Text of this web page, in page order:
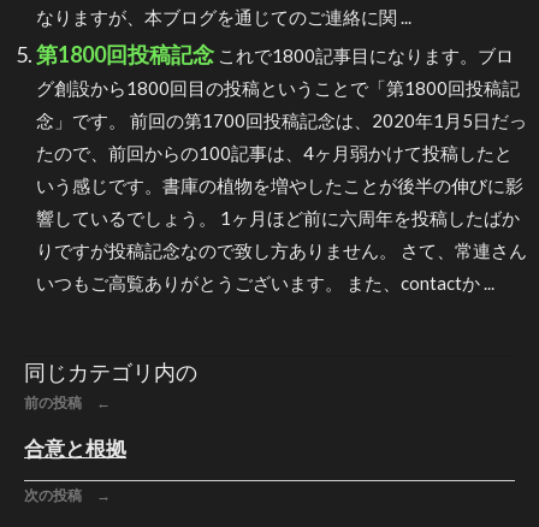
なりますが、本ブログを通じてのご連絡に関 ...
第1800回投稿記念 これで1800記事目になります。ブロ
グ創設から1800回目の投稿ということで「第1800回投稿記
念」です。 前回の第1700回投稿記念は、2020年1月5日だっ
たので、前回からの100記事は、4ヶ月弱かけて投稿したと
いう感じです。書庫の植物を増やしたことが後半の伸びに影
響しているでしょう。 1ヶ月ほど前に六周年を投稿したばか
りですが投稿記念なので致し方ありません。 さて、常連さん
いつもご高覧ありがとうございます。 また、contactか ...
同じカテゴリ内の
前の投稿 ←
合意と根拠
次の投稿 →